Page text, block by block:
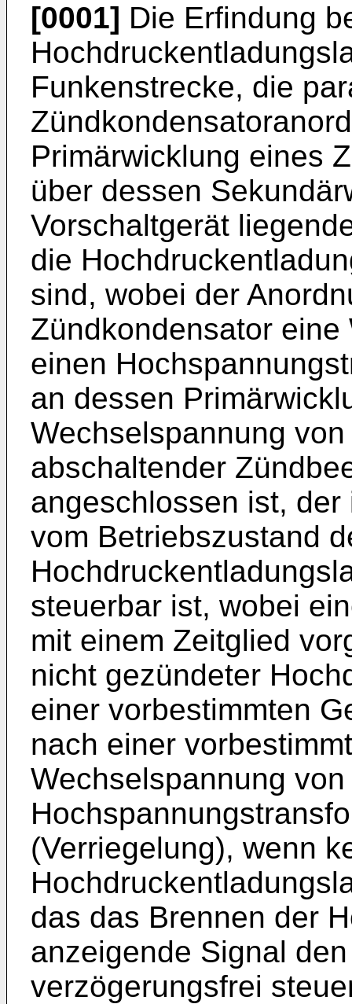
[0001] Die Erfindung
Funkenstrecke, die
Primärwicklung eines
über dessen
Vorschaltgerät
die
sind, wobei der
Zündkondensator
einen
an dessen
Wechselspannung
abschaltender
angeschlossen ist,
vom Betriebszustand
steuerbar ist, wobei
mit einem Zeitglied
nicht gezündeter
einer vorbestimmten
nach einer
Wechselspannung
(Verriegelung), wenn
das das Brennen der
anzeigende Signal
verzögerungsfrei